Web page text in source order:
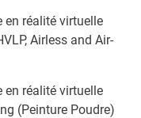
en réalité virtuelle
Airless and Air-
en réalité virtuelle
(Peinture Poudre)